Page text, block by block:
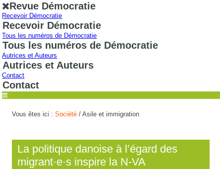
Revue Démocratie
Recevoir Démocratie
Recevoir Démocratie
Tous les numéros de Démocratie
Tous les numéros de Démocratie
Autrices et Auteurs
Autrices et Auteurs
Contact
Contact
Vous êtes ici :Société /Asile et immigration
La politique danoise à l’égard des
migrant·e·s inspire la N-VA